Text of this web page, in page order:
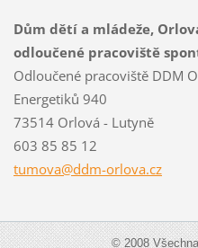
Dům dětí a mládeže,
odloučené pracoviště
Odloučené pracoviště DDM
Energetiků 940
73514 Orlová - Lutyně
603 85 85 12
tumova@ddm-orlova.cz
© 2008